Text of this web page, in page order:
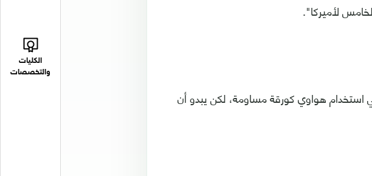
الكليات
والتخصصات
لأميركا".
هواوي كورقة مساومة، لكن يبدو أن